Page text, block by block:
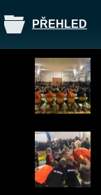
PŘEHLED